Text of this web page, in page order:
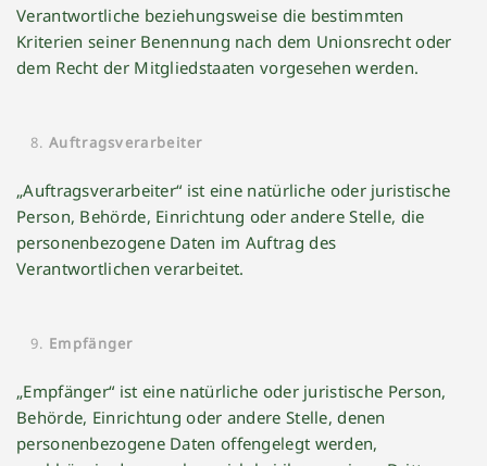
Verantwortliche beziehungsweise die bestimmten
Kriterien seiner Benennung nach dem Unionsrecht oder
dem Recht der Mitgliedstaaten vorgesehen werden.
Auftragsverarbeiter
„Auftragsverarbeiter“ ist eine natürliche oder juristische
Person, Behörde, Einrichtung oder andere Stelle, die
personenbezogene Daten im Auftrag des
Verantwortlichen verarbeitet.
Empfänger
„Empfänger“ ist eine natürliche oder juristische Person,
Behörde, Einrichtung oder andere Stelle, denen
personenbezogene Daten offengelegt werden,